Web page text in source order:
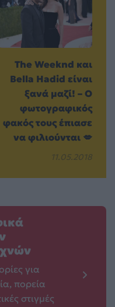
The Weeknd και
Bella Hadid είναι
ξανά μαζί! – Ο
φωτογραφικός
φακός τους έπιασε
να φιλιούνται 💋
11.05.2018
για
πορεία
στιγμές